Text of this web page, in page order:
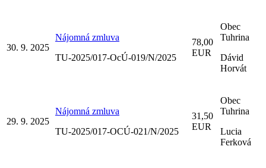
30. 9. 2025
Nájomná zmluva
TU-2025/017-OcÚ-019/N/2025
78,00
EUR
Obec
Tuhrina
Dávid
Horvát
29. 9. 2025
Nájomná zmluva
TU-2025/017-OCÚ-021/N/2025
31,50
EUR
Obec
Tuhrina
Lucia
Ferková